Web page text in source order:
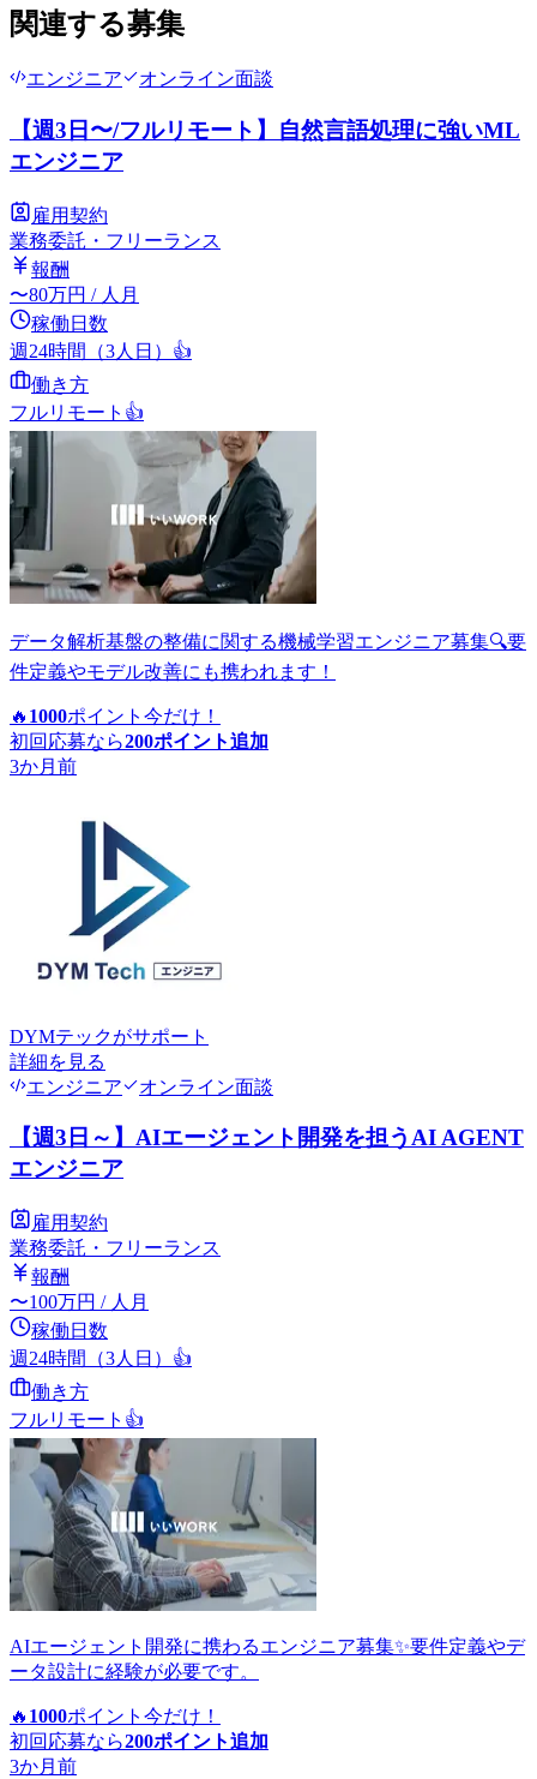
関連する募集
エンジニア オンライン面談
【週3日〜/フルリモート】自然言語処理に強いML
エンジニア
雇用契約
業務委託・フリーランス
報酬
〜80万円 / 人月
稼働日数
週24時間（3人日） 👍
働き方
フルリモート 👍
データ解析基盤の整備に関する機械学習エンジニア募集🔍要
件定義やモデル改善にも携われます！
🔥 1000ポイント 今だけ！
初回応募なら200ポイント追加
3か月前
DYMテックがサポート
詳細を見る
エンジニア
オンライン面談
【週3日～】AIエージェント開発を担うAI AGENT
エンジニア
雇用契約
業務委託・フリーランス
報酬
〜100万円 / 人月
稼働日数
週24時間（3人日） 👍
働き方
フルリモート 👍
AIエージェント開発に携わるエンジニア募集✨要件定義やデ
ータ設計に経験が必要です。
🔥 1000ポイント 今だけ！
初回応募なら200ポイント追加
3か月前